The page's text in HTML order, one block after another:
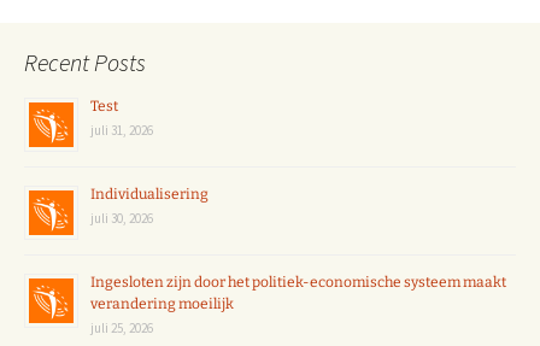
Recent Posts
Test
juli 31, 2026
Individualisering
juli 30, 2026
Ingesloten zijn door het politiek-economische systeem maakt
verandering moeilijk
juli 25, 2026